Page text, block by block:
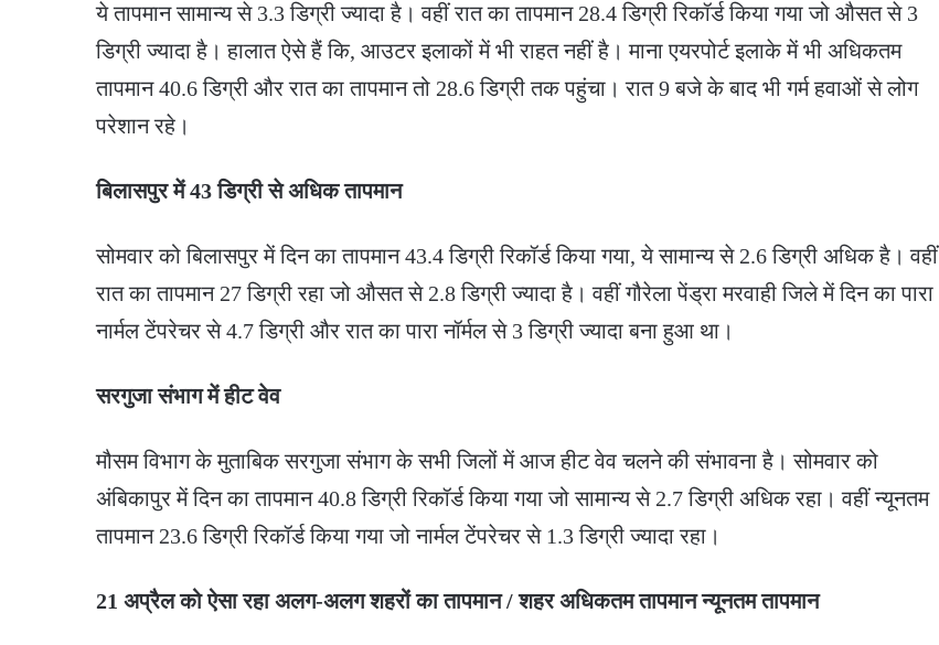
ये तापमान सामान्य से 3.3 डिग्री ज्यादा है। वहीं रात का तापमान 28.4 डिग्री रिकॉर्ड किया गया जो औसत से 3
डिग्री ज्यादा है। हालात ऐसे हैं कि, आउटर इलाकों में भी राहत नहीं है। माना एयरपोर्ट इलाके में भी अधिकतम
तापमान 40.6 डिग्री और रात का तापमान तो 28.6 डिग्री तक पहुंचा। रात 9 बजे के बाद भी गर्म हवाओं से लोग
परेशान रहे।
बिलासपुर में 43 डिग्री से अधिक तापमान
सोमवार को बिलासपुर में दिन का तापमान 43.4 डिग्री रिकॉर्ड किया गया, ये सामान्य से 2.6 डिग्री अधिक है। वहीं
रात का तापमान 27 डिग्री रहा जो औसत से 2.8 डिग्री ज्यादा है। वहीं गौरेला पेंड्रा मरवाही जिले में दिन का पारा
नार्मल टेंपरेचर से 4.7 डिग्री और रात का पारा नॉर्मल से 3 डिग्री ज्यादा बना हुआ था।
सरगुजा संभाग में हीट वेव
मौसम विभाग के मुताबिक सरगुजा संभाग के सभी जिलों में आज हीट वेव चलने की संभावना है। सोमवार को
अंबिकापुर में दिन का तापमान 40.8 डिग्री रिकॉर्ड किया गया जो सामान्य से 2.7 डिग्री अधिक रहा। वहीं न्यूनतम
तापमान 23.6 डिग्री रिकॉर्ड किया गया जो नार्मल टेंपरेचर से 1.3 डिग्री ज्यादा रहा।
21 अप्रैल को ऐसा रहा अलग-अलग शहरों का तापमान / शहर अधिकतम तापमान न्यूनतम तापमान